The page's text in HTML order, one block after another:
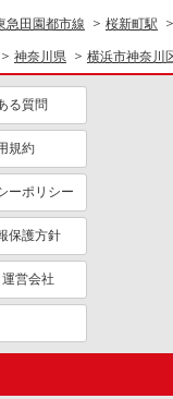
急田園都市線 桜新町駅
神奈川県 横浜市神奈川
る質問
規約
ーポリシー
保護方針
営会社